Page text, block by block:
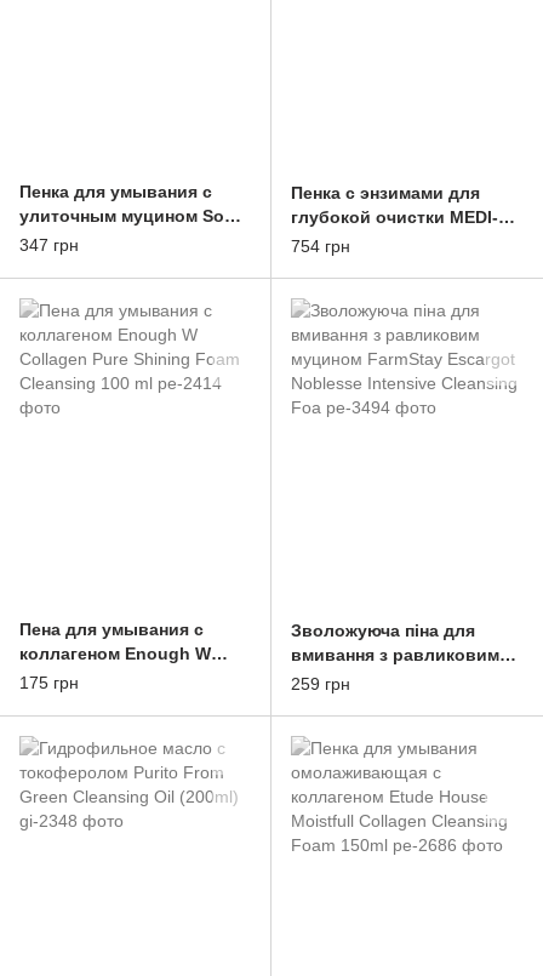
Пенка для умывания с
улиточным муцином Some
By Mi Snail Truecica Miracle
347 грн
Пенка с энзимами для
глубокой очистки MEDI-
PEEL Derma Maison
754 грн
Пена для умывания с
коллагеном Enough W
Collagen Pure Shining
175 грн
Зволожуюча піна для
вмивання з равликовим
муцином FarmStay
259 грн